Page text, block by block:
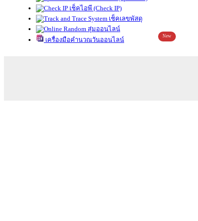
เช็คไอพี (Check IP)
เช็คเลขพัสดุ
สุ่มออนไลน์
เครื่องมือคำนวณวันออนไลน์
New